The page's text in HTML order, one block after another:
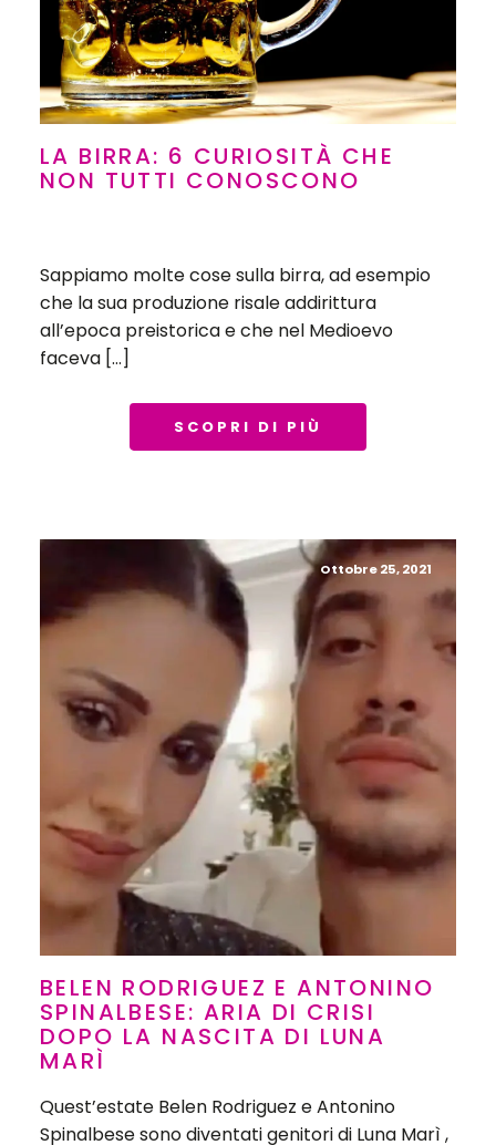
LA BIRRA: 6 CURIOSITÀ CHE
NON TUTTI CONOSCONO
Sappiamo molte cose sulla birra, ad esempio
che la sua produzione risale addirittura
all’epoca preistorica e che nel Medioevo
faceva […]
SCOPRI DI PIÙ
Ottobre 25, 2021
BELEN RODRIGUEZ E ANTONINO
SPINALBESE: ARIA DI CRISI
DOPO LA NASCITA DI LUNA
MARÌ
Quest’estate Belen Rodriguez e Antonino
Spinalbese sono diventati genitori di Luna Marì ,